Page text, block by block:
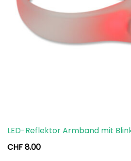
LED-Reflektor Armband mit
CHF8.00